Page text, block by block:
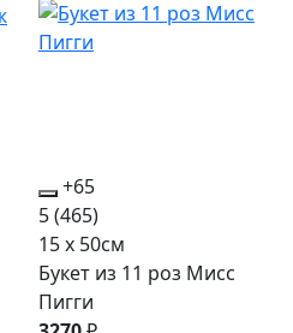
+65
5(465)
15 x 50см
Букет из 11 роз Мисс
Пигги